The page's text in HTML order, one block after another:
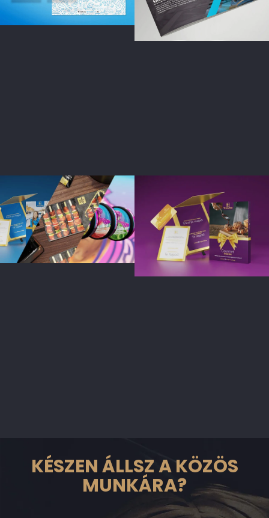
KÉSZEN ÁLLSZ A KÖZÖS
MUNKÁRA?